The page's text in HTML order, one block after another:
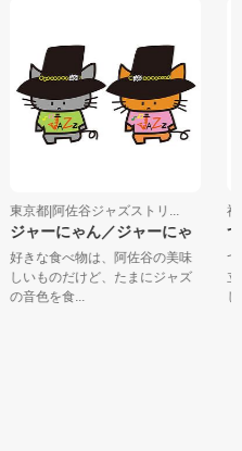
東京都|阿佐谷ジャズストリ...
ジャーにゃん／ジャーにゃ
好きな食べ物は、阿佐谷の美味
しいものだけど、たまにジャズ
の音色を食...
神
つ
つ
立
し